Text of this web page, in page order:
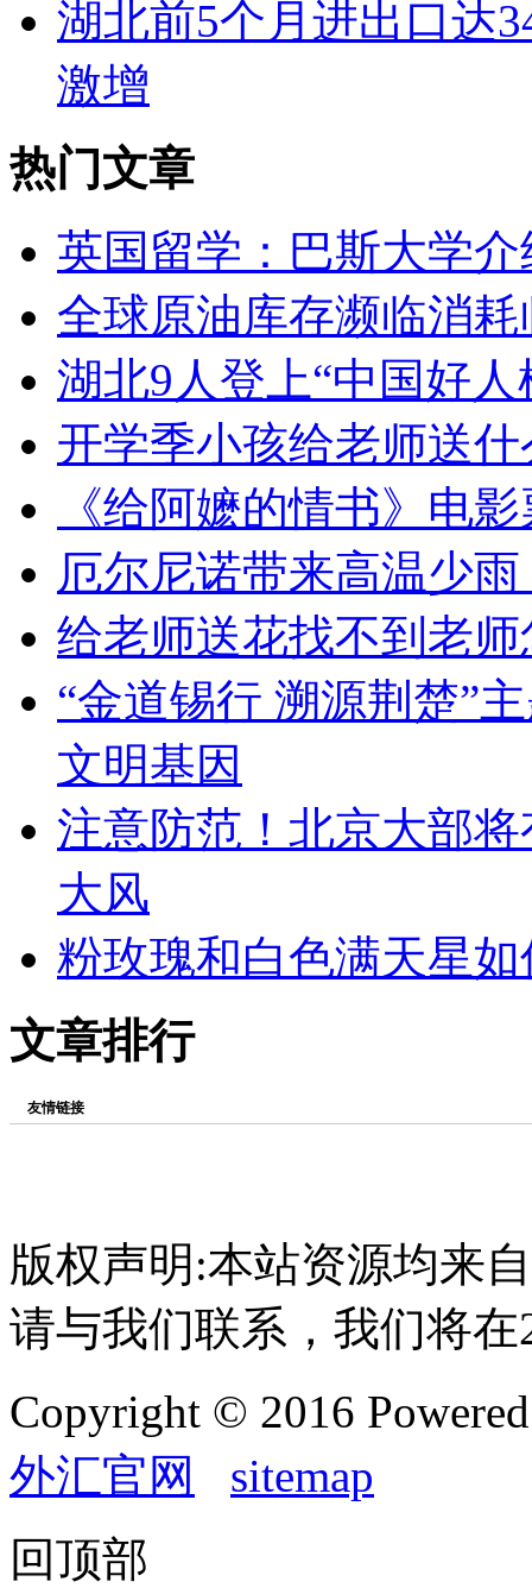
湖北前5个月进出口达
激增
热门文章
英国留学：巴斯大学介
全球原油库存濒临消
湖北9人登上“中国好人
开学季小孩给老师送
《给阿嬷的情书》电
厄尔尼诺带来高温少
给老师送花找不到老
“金道锡行 溯源荆楚”
文明基因
注意防范！北京大部
大风
粉玫瑰和白色满天星
文章排行
友情链接
版权声明:本站资源均来
请与我们联系，我们将
Copyright © 2016
外汇官网
sitemap
回顶部